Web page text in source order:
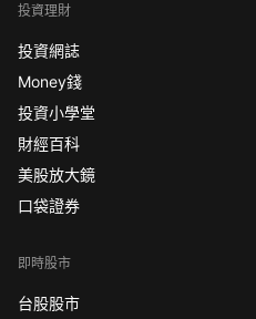
投資理財
投資網誌
Money錢
投資小學堂
財經百科
美股放大鏡
口袋證券
即時股市
台股股市